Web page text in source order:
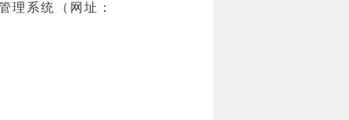
理系统（网址：